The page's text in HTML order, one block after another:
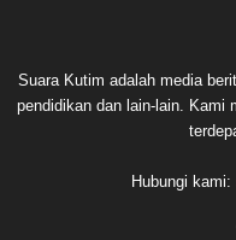
Suara Kutim adalah media
pendidikan dan lain-lain. Kami
Hubungi kami: